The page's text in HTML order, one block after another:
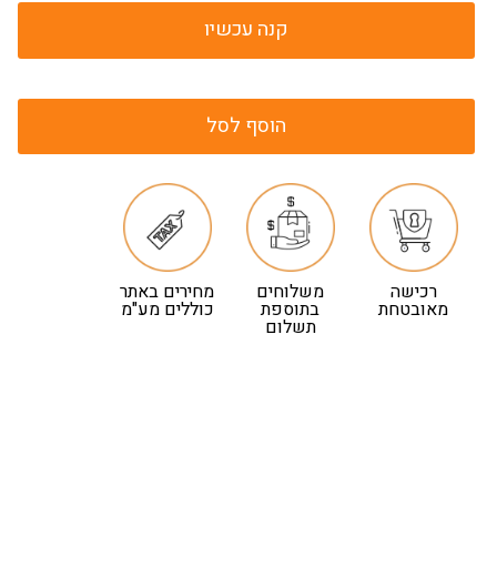
קנה עכשיו
הוסף לסל
רכישה
מאובטחת
משלוחים
בתוספת
תשלום
מחירים באתר
כוללים מע"מ